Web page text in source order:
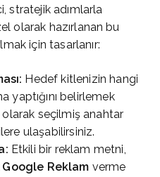
stratejik adımlarla
olarak hazırlanan bu
için tasarlanır:
Hedef kitlenizin hangi
yaptığını belirlemek
seçilmiş anahtar
ulaşabilirsiniz.
Etkili bir reklam metni,
Google Reklam verme